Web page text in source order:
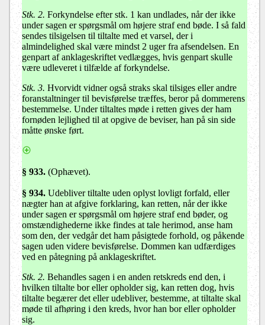
Stk. 2. Forkyndelse efter stk. 1 kan undlades, når der ikke
under sagen er spørgsmål om højere straf end bøde. I så fald
sendes tilsigelsen til tiltalte med et varsel, der i
almindelighed skal være mindst 2 uger fra afsendelsen. En
genpart af anklageskriftet vedlægges, hvis genpart skulle
være udleveret i tilfælde af forkyndelse.
Stk. 3. Hvorvidt vidner også straks skal tilsiges eller andre
foranstaltninger til bevisførelse træffes, beror på dommerens
bestemmelse. Under tiltaltes møde i retten gives der ham
fornøden lejlighed til at opgive de beviser, han på sin side
måtte ønske ført.
§ 933. (Ophævet).
§ 934. Udebliver tiltalte uden oplyst lovligt forfald, eller
nægter han at afgive forklaring, kan retten, når der ikke
under sagen er spørgsmål om højere straf end bøder, og
omstændighederne ikke findes at tale herimod, anse ham
som den, der vedgår det ham påsigtede forhold, og påkende
sagen uden videre bevisførelse. Dommen kan udfærdiges
ved en påtegning på anklageskriftet.
Stk. 2. Behandles sagen i en anden retskreds end den, i
hvilken tiltalte bor eller opholder sig, kan retten dog, hvis
tiltalte begærer det eller udebliver, bestemme, at tiltalte skal
møde til afhøring i den kreds, hvor han bor eller opholder
sig.